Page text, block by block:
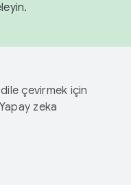
çevirmek için
zeka